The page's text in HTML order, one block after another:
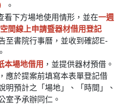
。
看下方場地使用情形，並在一週
間線上申請暨器材借用登記
至書院行事曆，並收到確認E-
本場地借用 ，並提供器材預借。
應於提案前填寫本表單登記借
明預計之「場地」、「時間」、
室予承辦同仁。